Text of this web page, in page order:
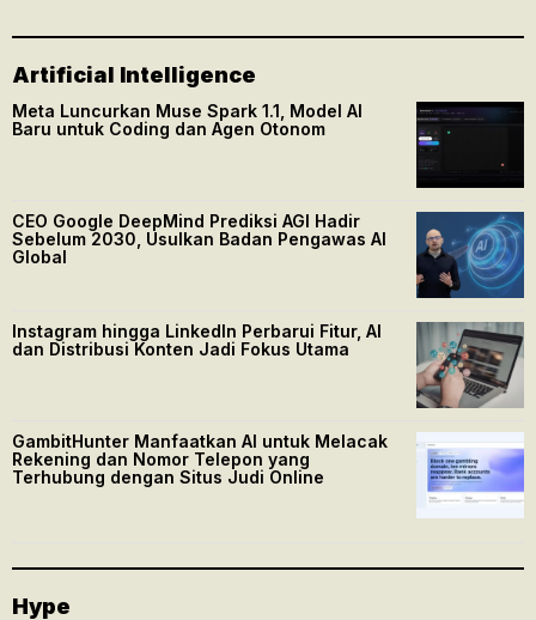
Artificial Intelligence
Meta Luncurkan Muse Spark 1.1, Model AI
Baru untuk Coding dan Agen Otonom
CEO Google DeepMind Prediksi AGI Hadir
Sebelum 2030, Usulkan Badan Pengawas AI
Global
Instagram hingga LinkedIn Perbarui Fitur, AI
dan Distribusi Konten Jadi Fokus Utama
GambitHunter Manfaatkan AI untuk Melacak
Rekening dan Nomor Telepon yang
Terhubung dengan Situs Judi Online
Hype